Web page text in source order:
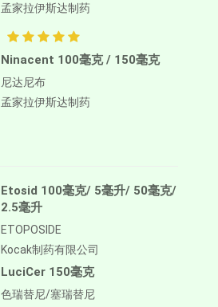
孟家拉伊斯达制药
Ninacent 100毫克 / 150毫克
尼达尼布
孟家拉伊斯达制药
Etosid 100毫克/ 5毫升/ 50毫克/
2.5毫升
ETOPOSIDE
Kocak制药有限公司
LuciCer 150毫克
色瑞替尼/塞瑞替尼